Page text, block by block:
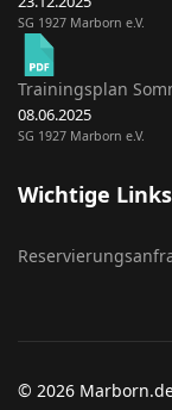
SG 1927 Marborn e.V.
Trainingsplan
08.06.2025
SG 1927 Marborn e.V.
Wichtige Links
© 2026